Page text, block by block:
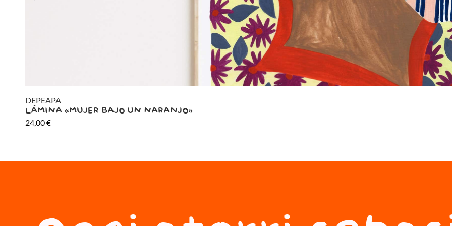
DEPEAPA
LÁMINA «MUJER BAJO UN NARANJO»
24,00€